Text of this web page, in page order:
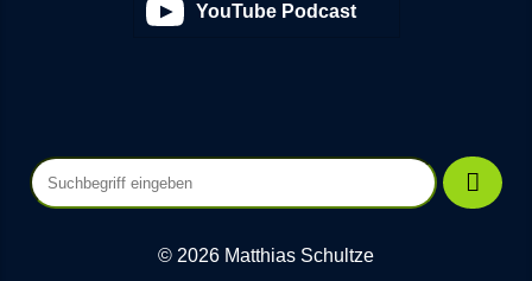
YouTube Podcast
© 2026 Matthias Schultze